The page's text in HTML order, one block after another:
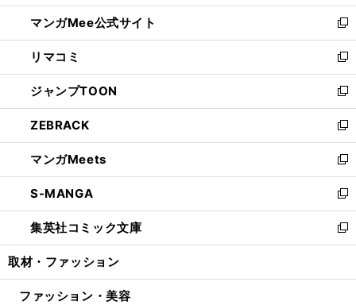
開
く
ン
ド
ウ
で
開
く
ウ
ィ
ン
ド
ウ
で
開
く
し
い
ウ
ィ
ン
ド
ウ
で
開
く
マンガMee公式サイト
新
し
い
ウ
ィ
ン
ド
ウ
で
開
く
リマコミ
新
し
い
ウ
ィ
ン
ド
ウ
で
開
く
ジャンプTOON
新
し
い
ウ
ィ
ン
ド
ウ
で
開
ZEBRACK
新
し
い
ウ
ィ
ン
ド
ウ
開
マンガMeets
新
し
い
ウ
ィ
ン
ウ
S-MANGA
新
し
い
ウ
ン
集英社コミック文庫
新
し
ウ
取材・ファッション
ファッション・美容